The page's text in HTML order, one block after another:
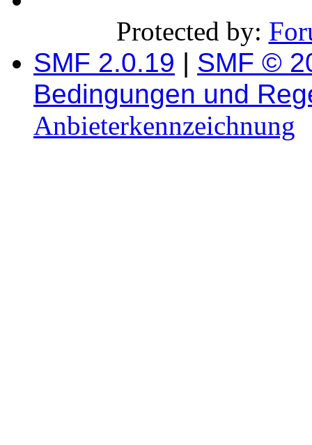
Protected by:
SMF 2.0.19 | SMF ©
Bedingungen und
Anbieterkennzeichnung